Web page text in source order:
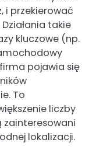
i przekierować
takie
kluczowe (np.
firma pojawia się
To
liczby
zainteresowani
lokalizacji.